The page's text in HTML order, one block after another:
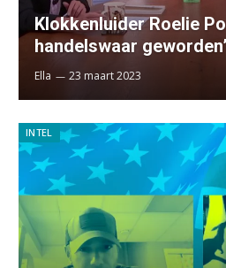
Klokkenluider Roelie
handelswaar
Ella 23 maart 2023
INTEL